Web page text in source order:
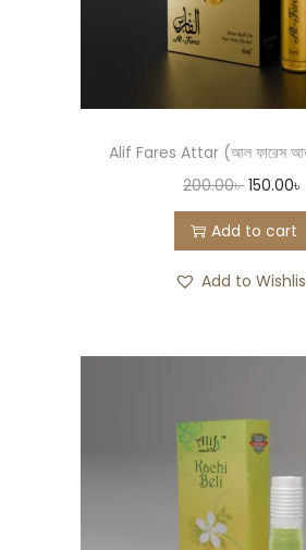
Alif Fares Attar (আল ফারেস
200.00৳ 150.00৳
Add to cart
Add to